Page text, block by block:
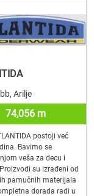
Arilje
74,056 m
postoji već
Bavimo se
veša za decu i
su izrađeni od
pamučnih materijala
dorada radi u